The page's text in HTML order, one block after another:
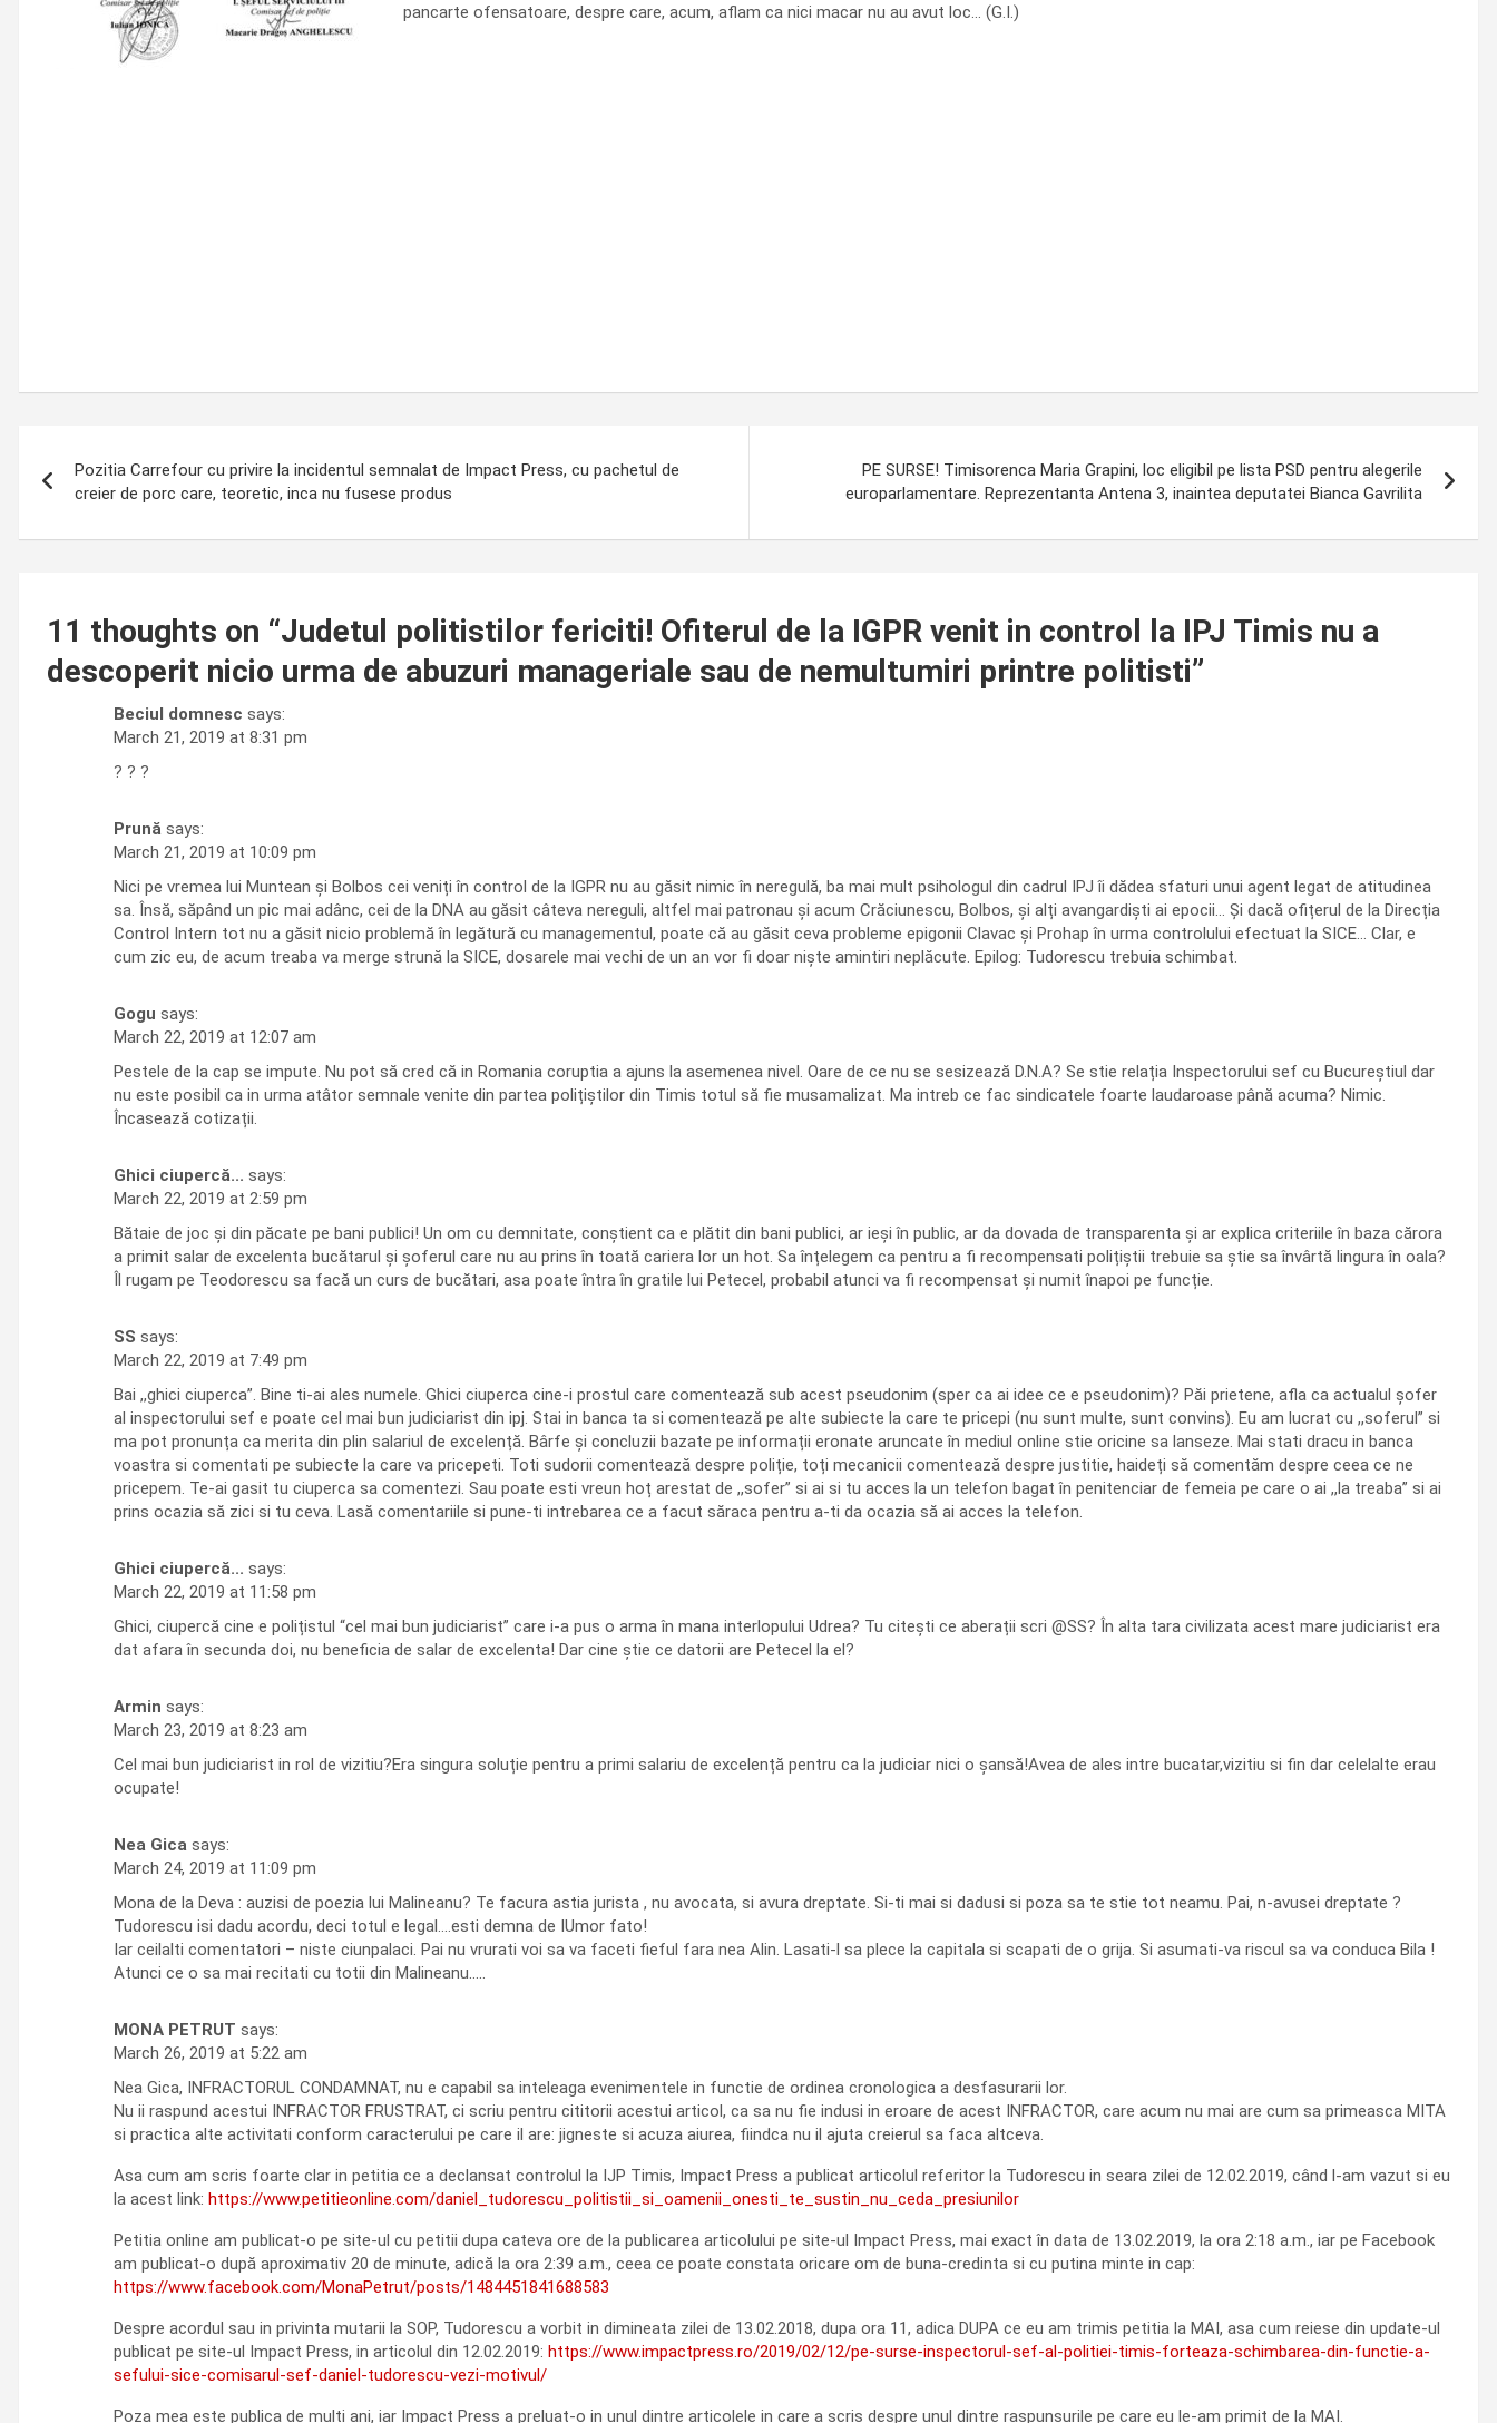
pancarte ofensatoare, despre care, acum, aflam ca nici macar nu au avut loc… (G.I.)
navigation
Pozitia Carrefour cu privire la incidentul semnalat de Impact Press, cu pachetul de
creier de porc care, teoretic, inca nu fusese produs
PE SURSE! Timisorenca Maria Grapini, loc eligibil pe lista PSD pentru alegerile
europarlamentare. Reprezentanta Antena 3, inaintea deputatei Bianca Gavrilita
11 thoughts on “Judetul politistilor fericiti! Ofiterul de la IGPR venit in control la IPJ Timis nu a
descoperit nicio urma de abuzuri manageriale sau de nemultumiri printre politisti”
Beciul domnesc says:
March 21, 2019 at 8:31 pm
? ? ?
Prună says:
March 21, 2019 at 10:09 pm
Nici pe vremea lui Muntean și Bolbos cei veniți în control de la IGPR nu au găsit nimic în neregulă, ba mai mult psihologul din cadrul IPJ îi dădea sfaturi unui agent legat de atitudinea
sa. Însă, săpând un pic mai adânc, cei de la DNA au găsit câteva nereguli, altfel mai patronau și acum Crăciunescu, Bolbos, și alți avangardiști ai epocii… Și dacă ofițerul de la Direcția
Control Intern tot nu a găsit nicio problemă în legătură cu managementul, poate că au găsit ceva probleme epigonii Clavac și Prohap în urma controlului efectuat la SICE… Clar, e
cum zic eu, de acum treaba va merge strună la SICE, dosarele mai vechi de un an vor fi doar niște amintiri neplăcute. Epilog: Tudorescu trebuia schimbat.
Gogu says:
March 22, 2019 at 12:07 am
Pestele de la cap se impute. Nu pot să cred că in Romania coruptia a ajuns la asemenea nivel. Oare de ce nu se sesizează D.N.A? Se stie relația Inspectorului sef cu Bucureștiul dar
nu este posibil ca in urma atâtor semnale venite din partea polițiștilor din Timis totul să fie musamalizat. Ma intreb ce fac sindicatele foarte laudaroase până acuma? Nimic.
Încasează cotizații.
Ghici ciupercă... says:
March 22, 2019 at 2:59 pm
Bătaie de joc și din păcate pe bani publici! Un om cu demnitate, conștient ca e plătit din bani publici, ar ieși în public, ar da dovada de transparenta și ar explica criteriile în baza cărora
a primit salar de excelenta bucătarul și șoferul care nu au prins în toată cariera lor un hot. Sa înțelegem ca pentru a fi recompensati polițiștii trebuie sa știe sa învârtă lingura în oala?
Îl rugam pe Teodorescu sa facă un curs de bucătari, asa poate întra în gratile lui Petecel, probabil atunci va fi recompensat și numit înapoi pe funcție.
SS says:
March 22, 2019 at 7:49 pm
Bai ,,ghici ciuperca”. Bine ti-ai ales numele. Ghici ciuperca cine-i prostul care comentează sub acest pseudonim (sper ca ai idee ce e pseudonim)? Păi prietene, afla ca actualul șofer
al inspectorului sef e poate cel mai bun judiciarist din ipj. Stai in banca ta si comentează pe alte subiecte la care te pricepi (nu sunt multe, sunt convins). Eu am lucrat cu ,,soferul” si
ma pot pronunța ca merita din plin salariul de excelență. Bârfe și concluzii bazate pe informații eronate aruncate în mediul online stie oricine sa lanseze. Mai stati dracu in banca
voastra si comentati pe subiecte la care va pricepeti. Toti sudorii comentează despre poliție, toți mecanicii comentează despre justitie, haideți să comentăm despre ceea ce ne
pricepem. Te-ai gasit tu ciuperca sa comentezi. Sau poate esti vreun hoț arestat de ,,sofer” si ai si tu acces la un telefon bagat în penitenciar de femeia pe care o ai ,,la treaba” si ai
prins ocazia să zici si tu ceva. Lasă comentariile si pune-ti intrebarea ce a facut săraca pentru a-ti da ocazia să ai acces la telefon.
Ghici ciupercă... says:
March 22, 2019 at 11:58 pm
Ghici, ciupercă cine e polițistul “cel mai bun judiciarist” care i-a pus o arma în mana interlopului Udrea? Tu citești ce aberații scri @SS? În alta tara civilizata acest mare judiciarist era
dat afara în secunda doi, nu beneficia de salar de excelenta! Dar cine știe ce datorii are Petecel la el?
Armin says:
March 23, 2019 at 8:23 am
Cel mai bun judiciarist in rol de vizitiu?Era singura soluție pentru a primi salariu de excelență pentru ca la judiciar nici o șansă!Avea de ales intre bucatar,vizitiu si fin dar celelalte erau
ocupate!
Nea Gica says:
March 24, 2019 at 11:09 pm
Mona de la Deva : auzisi de poezia lui Malineanu? Te facura astia jurista , nu avocata, si avura dreptate. Si-ti mai si dadusi si poza sa te stie tot neamu. Pai, n-avusei dreptate ?
Tudorescu isi dadu acordu, deci totul e legal….esti demna de IUmor fato!
Iar ceilalti comentatori – niste ciunpalaci. Pai nu vrurati voi sa va faceti fieful fara nea Alin. Lasati-l sa plece la capitala si scapati de o grija. Si asumati-va riscul sa va conduca Bila !
Atunci ce o sa mai recitati cu totii din Malineanu…..
MONA PETRUT says:
March 26, 2019 at 5:22 am
Nea Gica, INFRACTORUL CONDAMNAT, nu e capabil sa inteleaga evenimentele in functie de ordinea cronologica a desfasurarii lor.
Nu ii raspund acestui INFRACTOR FRUSTRAT, ci scriu pentru cititorii acestui articol, ca sa nu fie indusi in eroare de acest INFRACTOR, care acum nu mai are cum sa primeasca MITA
si practica alte activitati conform caracterului pe care il are: jigneste si acuza aiurea, fiindca nu il ajuta creierul sa faca altceva.
Asa cum am scris foarte clar in petitia ce a declansat controlul la IJP Timis, Impact Press a publicat articolul referitor la Tudorescu in seara zilei de 12.02.2019, când l-am vazut si eu
la acest link: https://www.petitieonline.com/daniel_tudorescu_politistii_si_oamenii_onesti_te_sustin_nu_ceda_presiunilor
Petitia online am publicat-o pe site-ul cu petitii dupa cateva ore de la publicarea articolului pe site-ul Impact Press, mai exact în data de 13.02.2019, la ora 2:18 a.m., iar pe Facebook
am publicat-o după aproximativ 20 de minute, adică la ora 2:39 a.m., ceea ce poate constata oricare om de buna-credinta si cu putina minte in cap:
https://www.facebook.com/MonaPetrut/posts/1484451841688583
Despre acordul sau in privinta mutarii la SOP, Tudorescu a vorbit in dimineata zilei de 13.02.2018, dupa ora 11, adica DUPA ce eu am trimis petitia la MAI, asa cum reiese din update-ul
publicat pe site-ul Impact Press, in articolul din 12.02.2019: https://www.impactpress.ro/2019/02/12/pe-surse-inspectorul-sef-al-politiei-timis-forteaza-schimbarea-din-functie-a-
sefului-sice-comisarul-sef-daniel-tudorescu-vezi-motivul/
Poza mea este publica de multi ani, iar Impact Press a preluat-o in unul dintre articolele in care a scris despre unul dintre raspunsurile pe care eu le-am primit de la MAI.